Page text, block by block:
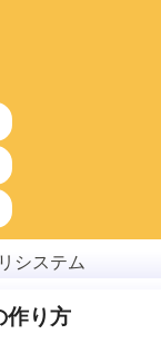
システム
作り方